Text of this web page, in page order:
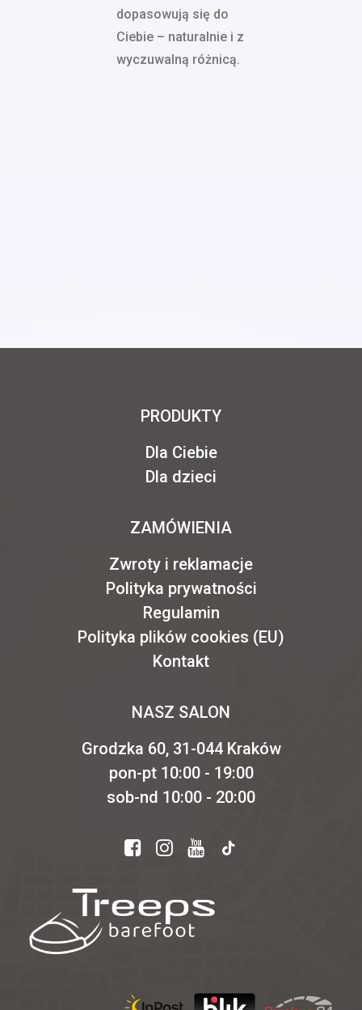
dopasowują się do
Ciebie – naturalnie i z
wyczuwalną różnicą.
PRODUKTY
Dla Ciebie
Dla dzieci
ZAMÓWIENIA
Zwroty i reklamacje
Polityka prywatności
Regulamin
Polityka plików cookies (EU)
Kontakt
NASZ SALON
Grodzka 60, 31-044 Kraków
pon-pt 10:00 - 19:00
sob-nd 10:00 - 20:00